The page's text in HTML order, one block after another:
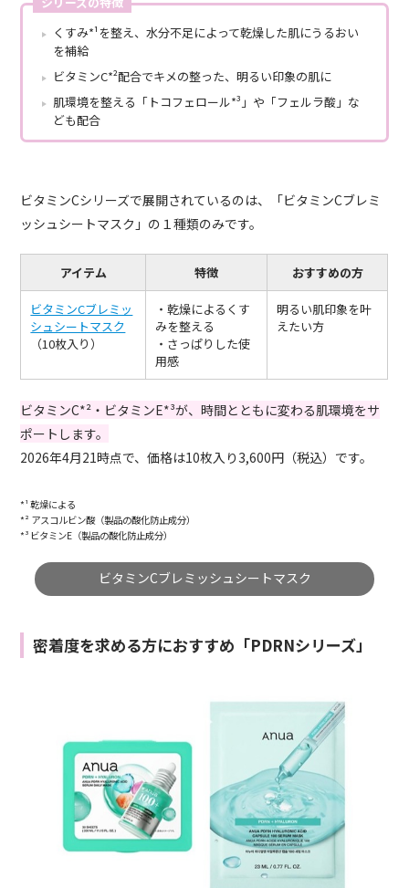
くすみ*¹を整え、水分不足によって乾燥した肌にうるおい
を補給
ビタミンC*²配合でキメの整った、明るい印象の肌に
肌環境を整える「トコフェロール*³」や「フェルラ酸」な
ども配合
ビタミンCシリーズで展開されているのは、「ビタミンCブレミ
ッシュシートマスク」の１種類のみです。
アイテム 特徴 おすすめの方
ビタミンCブレミッ
シュシートマスク
（10枚入り）
・乾燥によるくす
みを整える
・さっぱりした使
用感
明るい肌印象を叶
えたい方
ビタミンC*²・ビタミンE*³が、時間とともに変わる肌環境をサ
ポートします。
2026年4月21時点で、価格は10枚入り3,600円（税込）です。
*¹ 乾燥による
*² アスコルビン酸（製品の酸化防止成分）
*³ ビタミンE（製品の酸化防止成分）
ビタミンCブレミッシュシートマスク
密着度を求める方におすすめ「PDRNシリーズ」